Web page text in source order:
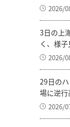
2026/
3日の上
く、様子
2026/
29日の
場に逆行
2026/